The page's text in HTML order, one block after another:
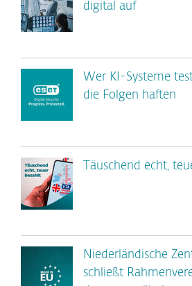
digital auf
Wer KI-Systeme
die Folgen haften
Täuschend echt,
Niederländische
schließt